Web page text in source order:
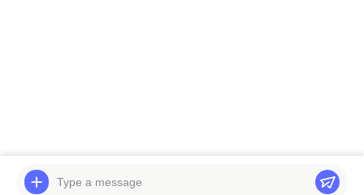
©2025- WUXI LAIYUAN SPECIAL STEEL CO.,LTD. সমস্ত অধিকার সংরক্ষিত।